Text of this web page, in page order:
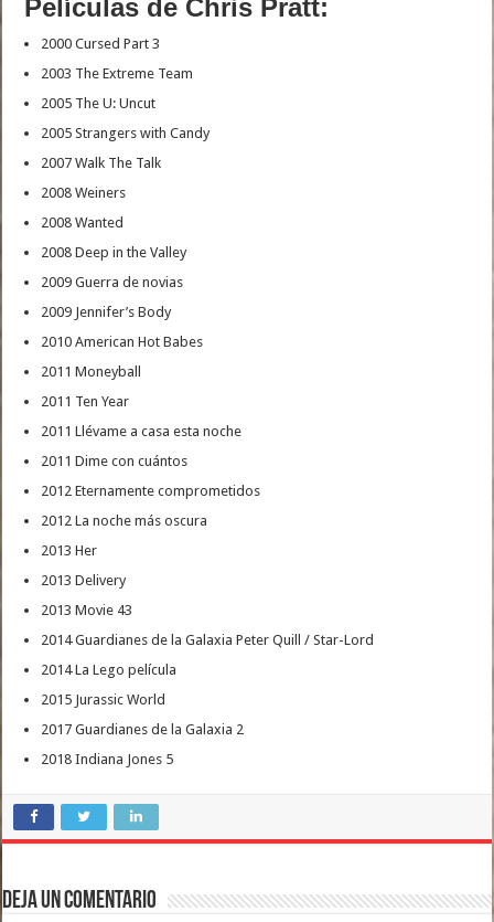
Películas de Chris Pratt:
2000 Cursed Part 3
2003 The Extreme Team
2005 The U: Uncut
2005 Strangers with Candy
2007 Walk The Talk
2008 Weiners
2008 Wanted
2008 Deep in the Valley
2009 Guerra de novias
2009 Jennifer’s Body
2010 American Hot Babes
2011 Moneyball
2011 Ten Year
2011 Llévame a casa esta noche
2011 Dime con cuántos
2012 Eternamente comprometidos
2012 La noche más oscura
2013 Her
2013 Delivery
2013 Movie 43
2014 Guardianes de la Galaxia Peter Quill / Star-Lord
2014 La Lego película
2015 Jurassic World
2017 Guardianes de la Galaxia 2
2018 Indiana Jones 5
Deja un comentario